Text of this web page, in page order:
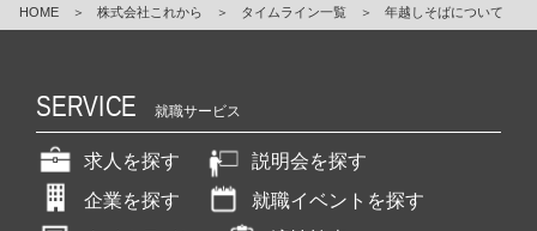
HOME ＞ 株式会社これから ＞ タイムライン一覧 ＞ 年越しそばについて
SERVICE 就職サービス
求人を探す
説明会を探す
企業を探す
就職イベントを探す